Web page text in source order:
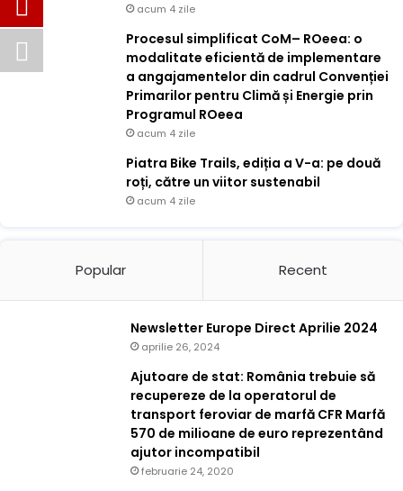
acum 4 zile
Procesul simplificat CoM– ROeea: o
modalitate eficientă de implementare
a angajamentelor din cadrul Convenției
Primarilor pentru Climă și Energie prin
Programul ROeea
acum 4 zile
Piatra Bike Trails, ediția a V-a: pe două
roți, către un viitor sustenabil
acum 4 zile
Popular Recent
Newsletter Europe Direct Aprilie 2024
aprilie 26, 2024
Ajutoare de stat: România trebuie să
recupereze de la operatorul de
transport feroviar de marfă CFR Marfă
570 de milioane de euro reprezentând
ajutor incompatibil
februarie 24, 2020